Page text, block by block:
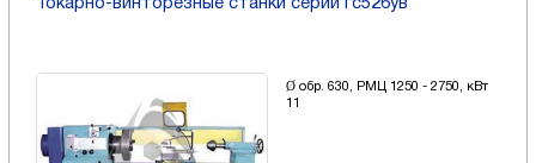
Токарно-винторезные станки серии гс526ув
Ø обр. 630, РМЦ 1250 - 2750, кВт
11